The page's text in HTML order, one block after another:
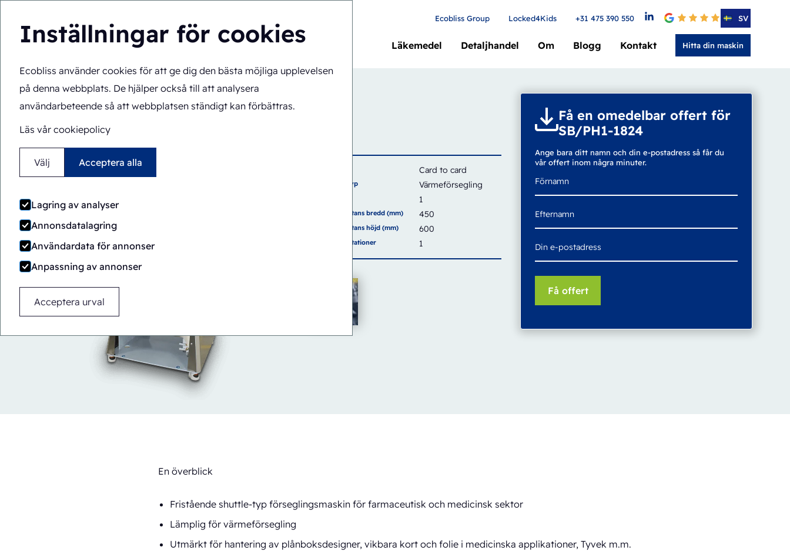
Inställningar för cookies
Ecobliss använder cookies för att ge dig den bästa möjliga upplevelsen
på denna webbplats. De hjälper också till att analysera
användarbeteende så att webbplatsen ständigt kan förbättras.
Läs vår cookiepolicy
Välj Acceptera alla
Lagring av analyser
Annonsdatalagring
Användardata för annonser
Anpassning av annonser
Acceptera urval
Läkemedel Detaljhandel Om Blogg Kontakt Hitta din maskin
Ecobliss Group Locked4Kids +31 475 390 550 4.6SV
Du befinner dig här: Hem > Förpackningsmaskiner > SB/PH1-1824
ManuellShuttle
SB/PH1-1824
Card to card
Förseglingstyp Värmeförsegling
1
Förseglingsytans bredd (mm) 450
Förseglingsytans höjd (mm) 600
Antal arbetsstationer 1
Få en omedelbar offert för
SB/PH1-1824
Ange bara ditt namn och din e-postadress så får du
vår offert inom några minuter.
En överblick
Fristående shuttle-typ förseglingsmaskin för farmaceutisk och medicinsk sektor
Lämplig för värmeförsegling
Utmärkt för hantering av plånboksdesigner, vikbara kort och folie i medicinska applikationer, Tyvek m.m.